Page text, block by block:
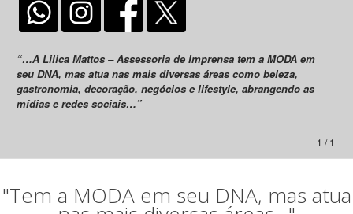
“…A Lilica Mattos – Assessoria de Imprensa tem a MODA em
seu DNA, mas atua nas mais diversas áreas como beleza,
gastronomia, decoração, negócios e lifestyle, abrangendo as
mídias e redes sociais…”
1 / 1
"Tem a MODA em seu DNA, mas atua